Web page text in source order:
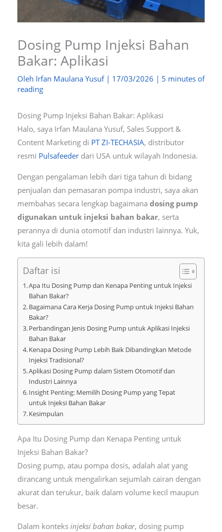
Dosing Pump Injeksi Bahan
Bakar: Aplikasi
Oleh Irfan Maulana Yusuf | 17/03/2026 | 5 minutes of
reading
Dosing Pump Injeksi Bahan Bakar: Aplikasi
Halo, saya Irfan Maulana Yusuf, Sales Support &
Content Marketing di PT ZI-TECHASIA, distributor
resmi Pulsafeederdari USA untuk wilayah Indonesia.
Dengan pengalaman lebih dari tiga tahun di bidang
penjualan dan pemasaran pompa industri, saya akan
membahas secara lengkap bagaimana dosing pump
digunakan untuk injeksi bahan bakar, serta
perannya di dunia otomotif dan industri lainnya. Yuk,
kita gali lebih dalam!
Daftar isi
Apa Itu Dosing Pump dan Kenapa Penting untuk Injeksi
Bahan Bakar?
Bagaimana Cara Kerja Dosing Pump untuk Injeksi Bahan
Bakar?
Perbandingan Jenis Dosing Pump untuk Aplikasi Injeksi
Bahan Bakar
Kenapa Dosing Pump Lebih Baik Dibandingkan Metode
Injeksi Tradisional?
Aplikasi Dosing Pump dalam Sistem Otomotif dan
Industri Lainnya
Insight Penting: Memilih Dosing Pump yang Tepat
untuk Injeksi Bahan Bakar
Kesimpulan
Apa Itu Dosing Pump dan Kenapa Penting untuk
Injeksi Bahan Bakar?
Dosing pump, atau pompa dosis, adalah alat yang
dirancang untuk mengalirkan sejumlah cairan dengan
akurat dan terukur, baik dalam volume kecil maupun
besar.
Dalam konteks injeksi bahan bakar, dosing pump